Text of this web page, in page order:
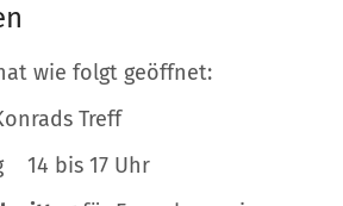
wie folgt geöffnet:
Treff
14 bis 17 Uhr